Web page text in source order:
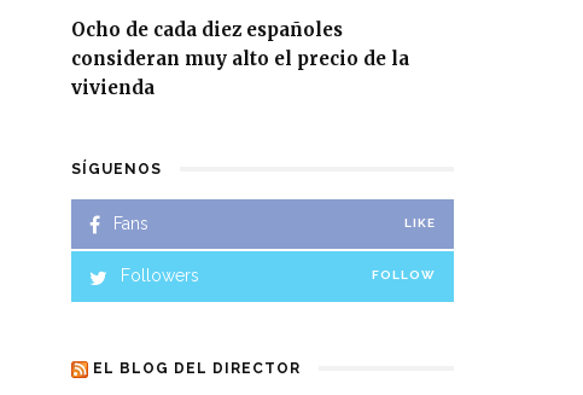
Ocho de cada diez españoles
consideran muy alto el precio de la
vivienda
SÍGUENOS
Fans LIKE
Followers FOLLOW
EL BLOG DEL DIRECTOR